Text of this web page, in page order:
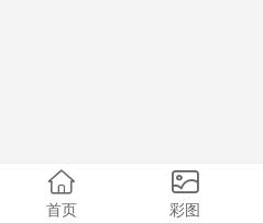
首页 彩图